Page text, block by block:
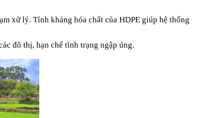
xử lý. Tính kháng hóa chất của HDPE giúp hệ thống
đô thị, hạn chế tình trạng ngập úng.